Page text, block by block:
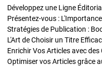
Développez une Ligne
Présentez-vous :
L'Art de Choisir un Titre
Optimiser vos Articles grâce